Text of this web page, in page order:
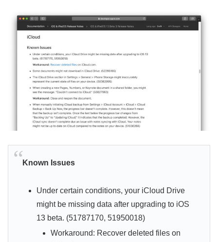
Known Issues
Under certain conditions, your iCloud Drive
might be missing data after upgrading to iOS
13 beta. (51787170, 51950018)
Workaround: Recover deleted files on